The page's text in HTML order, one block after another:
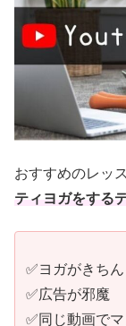
おすすめのレッ
ティヨガをする
✅ヨガがきち
✅広告が邪魔
✅同じ動画で